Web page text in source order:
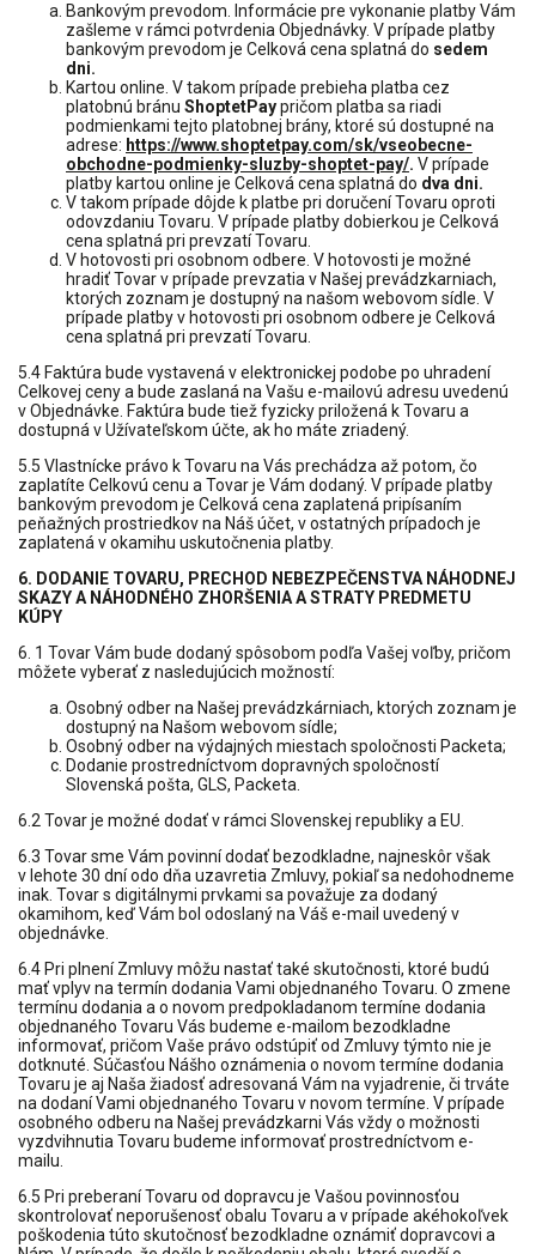
Bankovým prevodom. Informácie pre vykonanie platby Vám
zašleme v rámci potvrdenia Objednávky. V prípade platby
bankovým prevodom je Celková cena splatná do sedem
dni.
Kartou online. V takom prípade prebieha platba cez
platobnú bránu ShoptetPaypričom platba sa riadi
podmienkami tejto platobnej brány, ktoré sú dostupné na
adrese: https://www.shoptetpay.com/sk/vseobecne-
obchodne-podmienky-sluzby-shoptet-pay/. V prípade
platby kartou online je Celková cena splatná do dva dni.
V takom prípade dôjde k platbe pri doručení Tovaru oproti
odovzdaniu Tovaru. V prípade platby dobierkou je Celková
cena splatná pri prevzatí Tovaru.
V hotovosti pri osobnom odbere. V hotovosti je možné
hradiť Tovar v prípade prevzatia v Našej prevádzkarniach,
ktorých zoznam je dostupný na našom webovom sídle. V
prípade platby v hotovosti pri osobnom odbere je Celková
cena splatná pri prevzatí Tovaru.
5.4 Faktúra bude vystavená v elektronickej podobe po uhradení
Celkovej ceny a bude zaslaná na Vašu e-mailovú adresu uvedenú
v Objednávke. Faktúra bude tiež fyzicky priložená k Tovaru a
dostupná v Užívateľskom účte, ak ho máte zriadený.
5.5 Vlastnícke právo k Tovaru na Vás prechádza až potom, čo
zaplatíte Celkovú cenu a Tovar je Vám dodaný. V prípade platby
bankovým prevodom je Celková cena zaplatená pripísaním
peňažných prostriedkov na Náš účet, v ostatných prípadoch je
zaplatená v okamihu uskutočnenia platby.
6. DODANIE TOVARU, PRECHOD NEBEZPEČENSTVA NÁHODNEJ
SKAZY A NÁHODNÉHO ZHORŠENIA A STRATY PREDMETU
KÚPY
6. 1 Tovar Vám bude dodaný spôsobom podľa Vašej voľby, pričom
môžete vyberať z nasledujúcich možností:
Osobný odber na Našej prevádzkárniach, ktorých zoznam je
dostupný na Našom webovom sídle;
Osobný odber na výdajných miestach spoločnosti Packeta;
Dodanie prostredníctvom dopravných spoločností
Slovenská pošta, GLS, Packeta.
6.2 Tovar je možné dodať v rámci Slovenskej republiky a EU.
6.3 Tovar sme Vám povinní dodať bezodkladne, najneskôr však
v lehote 30 dní odo dňa uzavretia Zmluvy, pokiaľ sa nedohodneme
inak. Tovar s digitálnymi prvkami sa považuje za dodaný
okamihom, keď Vám bol odoslaný na Váš e-mail uvedený v
objednávke.
6.4 Pri plnení Zmluvy môžu nastať také skutočnosti, ktoré budú
mať vplyv na termín dodania Vami objednaného Tovaru. O zmene
termínu dodania a o novom predpokladanom termíne dodania
objednaného Tovaru Vás budeme e-mailom bezodkladne
informovať, pričom Vaše právo odstúpiť od Zmluvy týmto nie je
dotknuté. Súčasťou Nášho oznámenia o novom termíne dodania
Tovaru je aj Naša žiadosť adresovaná Vám na vyjadrenie, či trváte
na dodaní Vami objednaného Tovaru v novom termíne. V prípade
osobného odberu na Našej prevádzkarni Vás vždy o možnosti
vyzdvihnutia Tovaru budeme informovať prostredníctvom e-
mailu.
6.5 Pri preberaní Tovaru od dopravcu je Vašou povinnosťou
skontrolovať neporušenosť obalu Tovaru a v prípade akéhokoľvek
poškodenia túto skutočnosť bezodkladne oznámiť dopravcovi a